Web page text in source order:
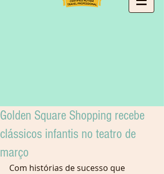
Golden Square Shopping recebe
clássicos infantis no teatro de
março
Com histórias de sucesso que